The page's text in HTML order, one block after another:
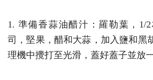
1. 準備香蒜油醋汁：羅勒葉，1/
司，堅果，醋和大蒜，加入鹽和黑
理機中攪打至光滑，蓋好蓋子並放